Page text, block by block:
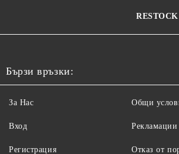
RESTOCK
Бързи връзки:
За Нас
Вход
Регистрация
Общи
Рекламации
Отказ от